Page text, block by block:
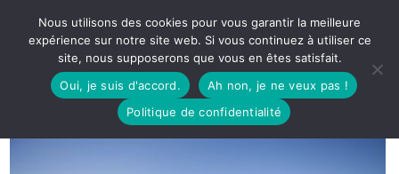
Nous utilisons des cookies pour vous garantir la meilleure
expérience sur notre site web. Si vous continuez à utiliser ce
site, nous supposerons que vous en êtes satisfait.
Oui, je suis d'accord.
Ah non, je ne veux pas !
Politique de confidentialité